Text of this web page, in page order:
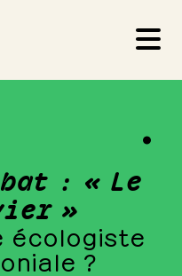
: « Le
»
écologiste
?